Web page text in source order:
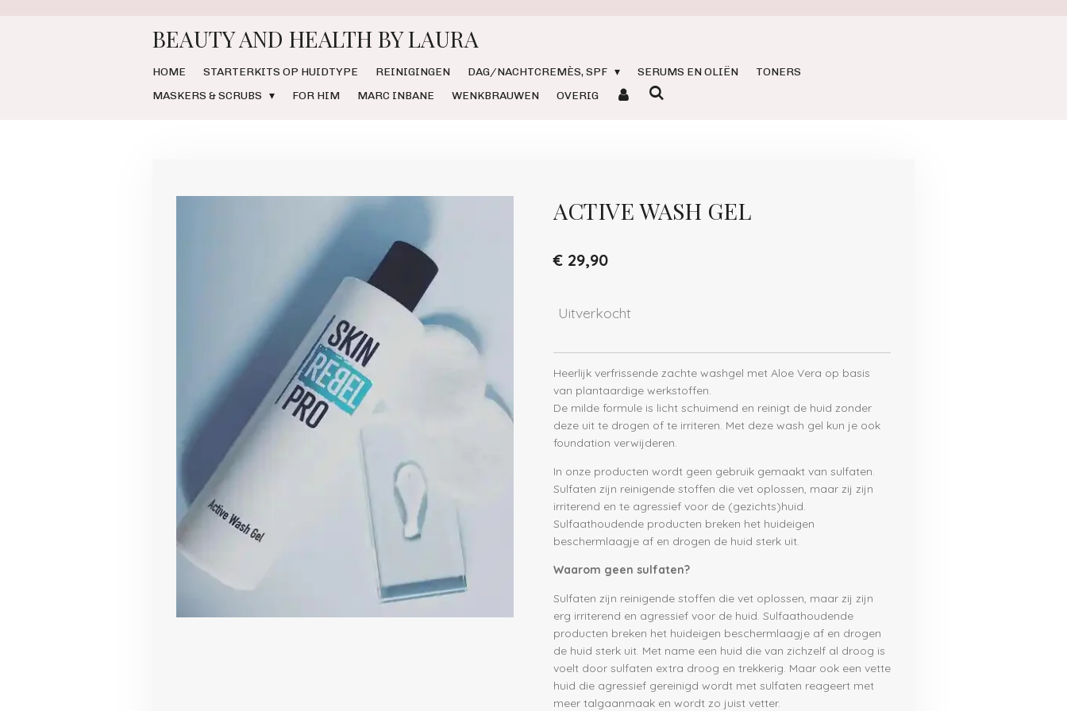
BEAUTY AND HEALTH BY LAURA
HOME STARTERKITS OP HUIDTYPE REINIGINGEN DAG/NACHTCREMÈS, SPF SERUMS EN OLIËN
TONERS
MASKERS & SCRUBS
FOR HIM MARC INBANE WENKBRAUWEN OVERIG
ACTIVE WASH GEL
€ 29,90
Uitverkocht
Heerlijk verfrissende zachte washgel met Aloe Vera op basis
van plantaardige werkstoffen.
De milde formule is licht schuimend en reinigt de huid zonder
deze uit te drogen of te irriteren. Met deze wash gel kun je ook
foundation verwijderen.
In onze producten wordt geen gebruik gemaakt van sulfaten.
Sulfaten zijn reinigende stoffen die vet oplossen, maar zij zijn
irriterend en te agressief voor de (gezichts)huid.
Sulfaathoudende producten breken het huideigen
beschermlaagje af en drogen de huid sterk uit.
Waarom geen sulfaten?
Sulfaten zijn reinigende stoffen die vet oplossen, maar zij zijn
erg irriterend en agressief voor de huid. Sulfaathoudende
producten breken het huideigen beschermlaagje af en drogen
de huid sterk uit. Met name een huid die van zichzelf al droog is
voelt door sulfaten extra droog en trekkerig. Maar ook een vette
huid die agressief gereinigd wordt met sulfaten reageert met
meer talgaanmaak en wordt zo juist vetter.